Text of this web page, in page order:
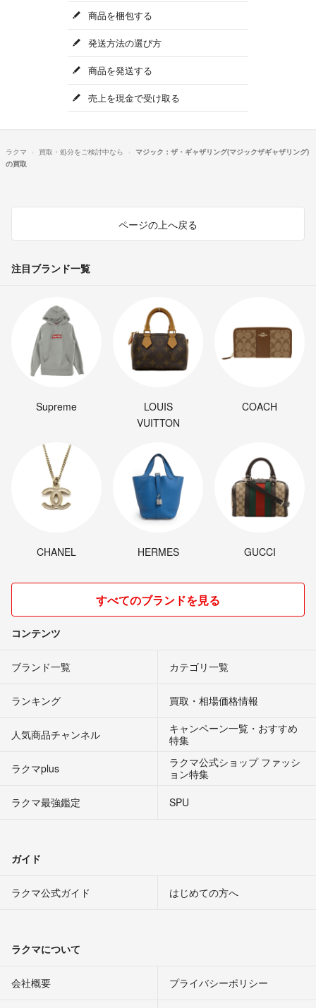
商品を梱包する
発送方法の選び方
商品を発送する
売上を現金で受け取る
ラクマ 買取・処分をご検討中なら
マジック：ザ・ギャザリング(マジックザギャザリング)
の買取
ページの上へ戻る
注目ブランド一覧
Supreme
LOUIS
VUITTON
COACH
CHANEL HERMES GUCCI
すべてのブランドを見る
コンテンツ
ブランド一覧 カテゴリ一覧
ランキング 買取・相場価格情報
人気商品チャンネル
キャンペーン一覧・おすすめ
特集
ラクマplus
ラクマ公式ショップ ファッシ
ョン特集
ラクマ最強鑑定
SPU
ガイド
ラクマ公式ガイド はじめての方へ
ラクマについて
会社概要 プライバシーポリシー